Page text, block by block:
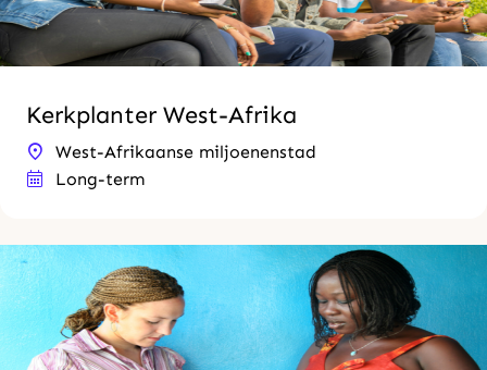
Kerkplanter West-Afrika
West-Afrikaanse miljoenenstad
Long-term